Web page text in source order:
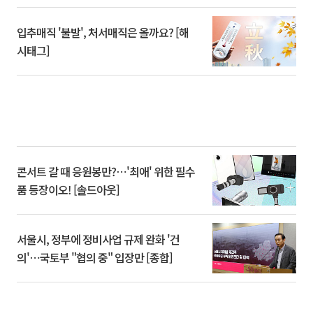
입추매직 '불발', 처서매직은 올까요? [해
시태그]
콘서트 갈 때 응원봉만?⋯'최애' 위한 필수
품 등장이오! [솔드아웃]
서울시, 정부에 정비사업 규제 완화 '건
의'⋯국토부 "협의 중" 입장만 [종합]